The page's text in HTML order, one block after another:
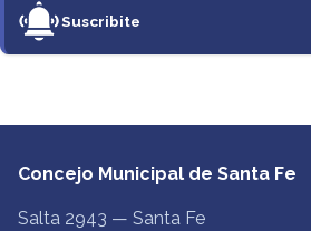
Suscribite
Concejo Municipal de Santa Fe
Salta 2943 — Santa Fe